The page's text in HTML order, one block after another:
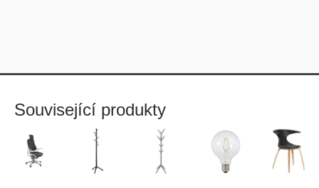
Související produkty